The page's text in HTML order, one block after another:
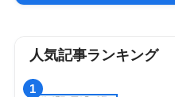
人気記事ランキング
1